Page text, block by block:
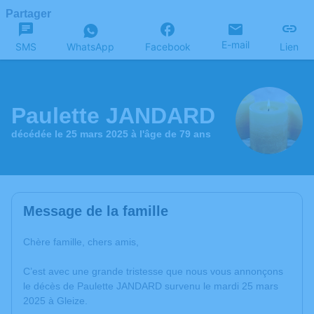
Partager
SMS WhatsApp Facebook E-mail Lien
Paulette JANDARD
décédée le 25 mars 2025 à l'âge de 79 ans
Message de la famille
Chère famille, chers amis,
C’est avec une grande tristesse que nous vous annonçons
le décès de Paulette JANDARD survenu le mardi 25 mars
2025 à Gleize.